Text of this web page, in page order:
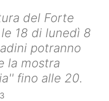
del Forte
18 di lunedì 8
potranno
la mostra
fino alle 20.